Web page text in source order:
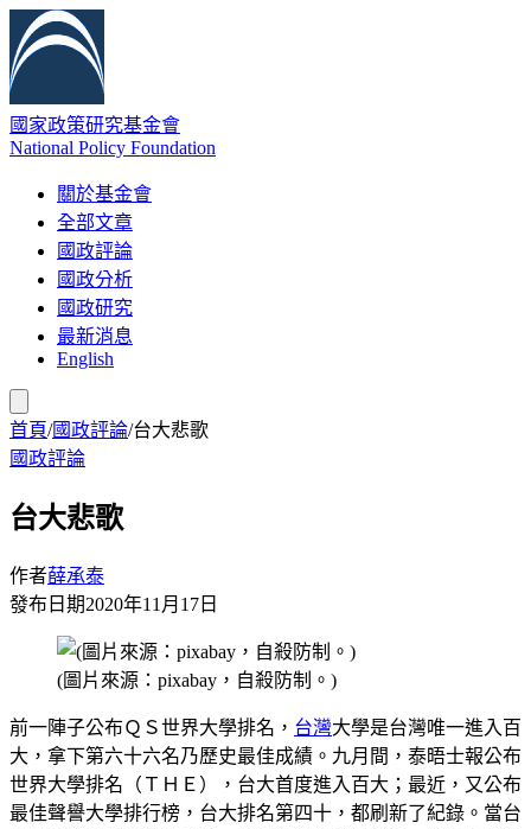
國家政策研究基金會
National Policy Foundation
關於基金會
全部文章
國政評論
國政分析
國政研究
最新消息
English
首頁/國政評論/台大悲歌
國政評論
台大悲歌
作者薛承泰
發布日期2020年11月17日
(圖片來源：pixabay，自殺防制。)
前一陣子公布ＱＳ世界大學排名， 台灣大學是台灣唯一進入百
大，拿下第六十六名乃歷史最佳成績。九月間，泰晤士報公布
世界大學排名（ＴＨＥ），台大首度進入百大；最近，又公布
最佳聲譽大學排行榜，台大排名第四十，都刷新了紀錄。當台